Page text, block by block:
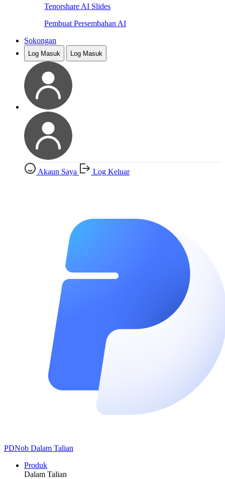
Tenorshare AI Slides
Pembuat Persembahan AI
Sokongan
Log Masuk Log Masuk
Akaun Saya Log Keluar
PDNob Dalam Talian
Produk
Dalam Talian